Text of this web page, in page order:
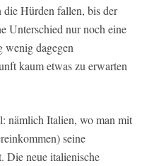
die Hürden fallen, bis der
Unterschied nur noch eine
wenig dagegen
kaum etwas zu erwarten
nämlich Italien, wo man mit
seine
Die neue italienische